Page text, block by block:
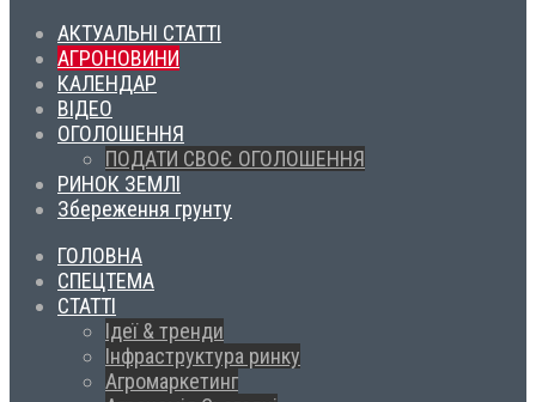
АКТУАЛЬНІ СТАТТІ
АГРОНОВИНИ
КАЛЕНДАР
ВІДЕО
ОГОЛОШЕННЯ
ПОДАТИ СВОЄ ОГОЛОШЕННЯ
РИНОК ЗЕМЛІ
Збереження грунту
ГОЛОВНА
СПЕЦТЕМА
СТАТТІ
Ідеї & тренди
Інфраструктура ринку
Агромаркетинг